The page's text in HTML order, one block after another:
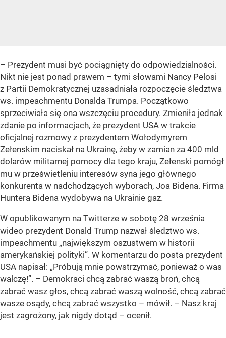
– Prezydent musi być pociągnięty do odpowiedzialności.
Nikt nie jest ponad prawem – tymi słowami Nancy Pelosi
z Partii Demokratycznej uzasadniała rozpoczęcie śledztwa
ws. impeachmentu Donalda Trumpa. Początkowo
sprzeciwiała się ona wszczęciu procedury. Zmieniła jednak
zdanie po informacjach, że prezydent USA w trakcie
oficjalnej rozmowy z prezydentem Wołodymyrem
Zełenskim naciskał na Ukrainę, żeby w zamian za 400 mld
dolarów militarnej pomocy dla tego kraju, Zełenski pomógł
mu w prześwietleniu interesów syna jego głównego
konkurenta w nadchodzących wyborach, Joa Bidena. Firma
Huntera Bidena wydobywa na Ukrainie gaz.
W opublikowanym na Twitterze w sobotę 28 września
wideo prezydent Donald Trump nazwał śledztwo ws.
impeachmentu „największym oszustwem w historii
amerykańskiej polityki”. W komentarzu do posta prezydent
USA napisał: „Próbują mnie powstrzymać, ponieważ o was
walczę!”. – Demokraci chcą zabrać waszą broń, chcą
zabrać wasz głos, chcą zabrać waszą wolność, chcą zabrać
wasze osądy, chcą zabrać wszystko – mówił. – Nasz kraj
jest zagrożony, jak nigdy dotąd – ocenił.